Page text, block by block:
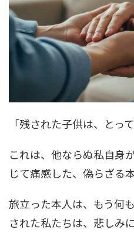
「残された子供は、とっ
これは、他ならぬ私自身
じて痛感した、偽らざる
旅立った本人は、もう何
された私たちは、悲しみ